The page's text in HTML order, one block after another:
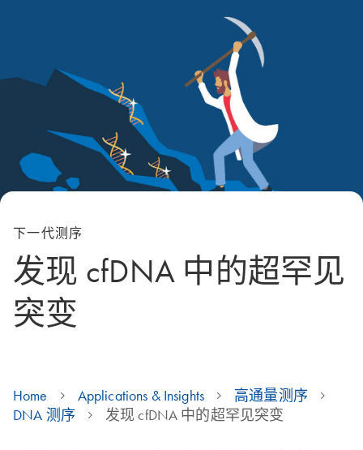
下一代测序
发现 cfDNA 中的超罕见
突变
Home Applications & Insights
高通量测序
DNA 测序
发现 cfDNA 中的超罕见突变